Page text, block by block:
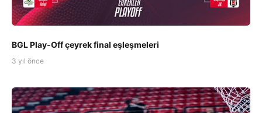
BGL Play-Off çeyrek final eşleşmeleri
3 yıl önce